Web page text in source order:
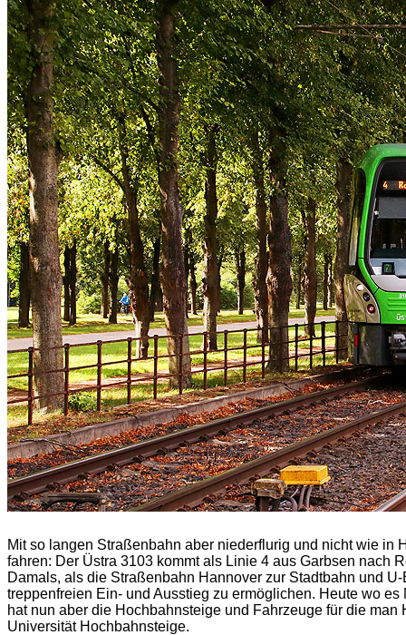
Mit so langen Straßenbahn aber niederflurig und nicht wie in
fahren: Der Üstra 3103 kommt als Linie 4 aus Garbsen nach
Damals, als die Straßenbahn Hannover zur Stadtbahn und
treppenfreien Ein- und Ausstieg zu ermöglichen. Heute wo
hat nun aber die Hochbahnsteige und Fahrzeuge für die
Universität Hochbahnsteige.